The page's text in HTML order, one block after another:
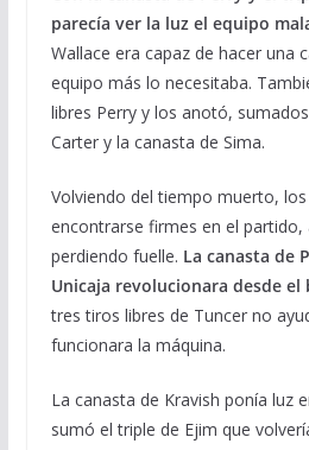
parecía ver la luz el equipo
Wallace era capaz de hacer una
equipo más lo necesitaba.
libres Perry y los anotó,
Carter y la canasta de Sima.
Volviendo del tiempo muerto,
encontrarse firmes en el partido,
perdiendo fuelle. La canasta de
Unicaja revolucionara desde el
tres tiros libres de Tuncer no
funcionara la máquina.
La canasta de Kravish ponía luz
sumó el triple de Ejim que